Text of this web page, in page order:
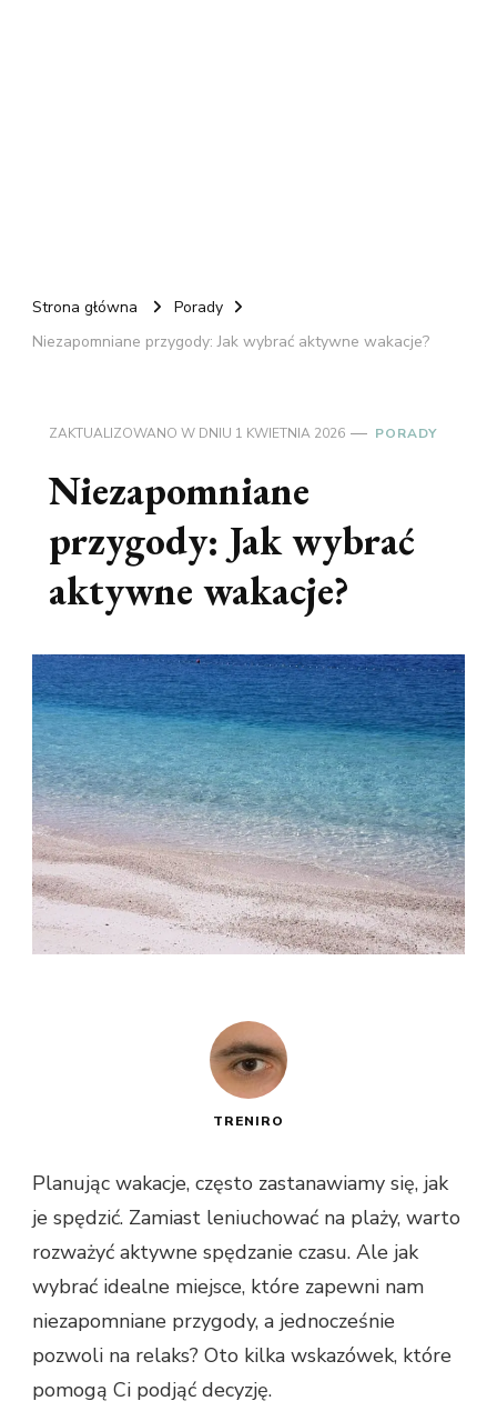
Strona główna
Porady
Niezapomniane przygody: Jak wybrać aktywne wakacje?
ZAKTUALIZOWANO W DNIU 1 KWIETNIA 2026 PORADY
Niezapomniane
przygody: Jak wybrać
aktywne wakacje?
TRENIRO
Planując wakacje, często zastanawiamy się, jak
je spędzić. Zamiast leniuchować na plaży, warto
rozważyć aktywne spędzanie czasu. Ale jak
wybrać idealne miejsce, które zapewni nam
niezapomniane przygody, a jednocześnie
pozwoli na relaks? Oto kilka wskazówek, które
pomogą Ci podjąć decyzję.